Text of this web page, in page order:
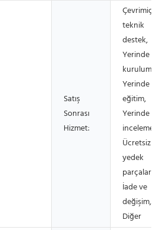
Satış
Sonrası
Hizmet:
Çevrimiçi
teknik
destek,
Yerinde
kurulum,
Yerinde
eğitim,
Yerinde
inceleme,
Ücretsiz
yedek
parçalar,
İade ve
değişim,
Diğer